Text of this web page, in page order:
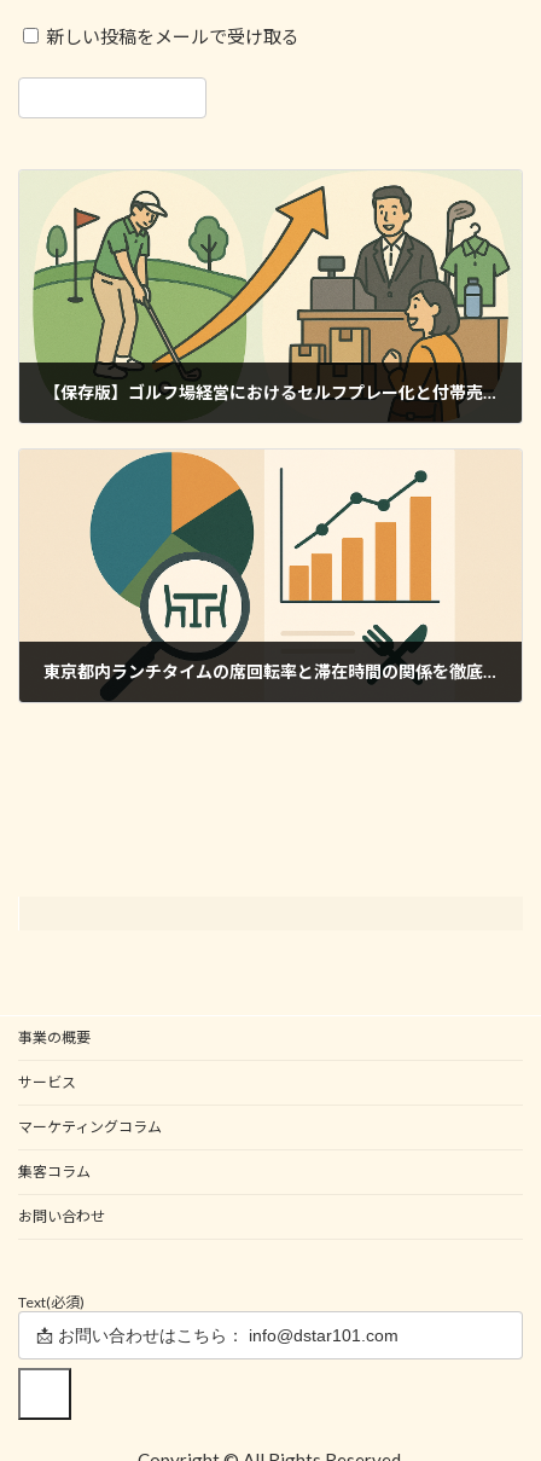
新しい投稿をメールで受け取る
【保存版】ゴルフ場経営におけるセルフプレー化と付帯売上の関係を徹底解説｜収益モデルの最新トレンド
東京都内ランチタイムの席回転率と滞在時間の関係を徹底分析｜売上アップのヒントとは？
事業の概要
サービス
マーケティングコラム
集客コラム
お問い合わせ
Text(必須)